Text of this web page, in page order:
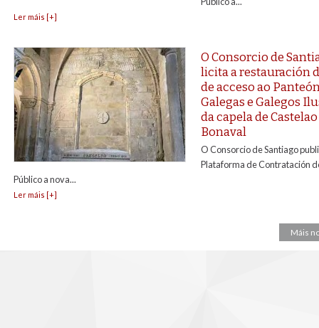
Ler máis [+]
O Consorcio de
licita a restauración
de acceso ao
Galegas e Galegos
da capela de
Bonaval
O Consorcio de Santiago
Plataforma de Contratación
Público a nova...
Ler máis [+]
Máis